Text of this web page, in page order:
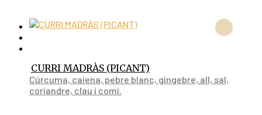
CURRI MADRÀS (PICANT)
Cúrcuma, caiena, pebre blanc, gingebre, all, sal,
coriandre, clau i comí.